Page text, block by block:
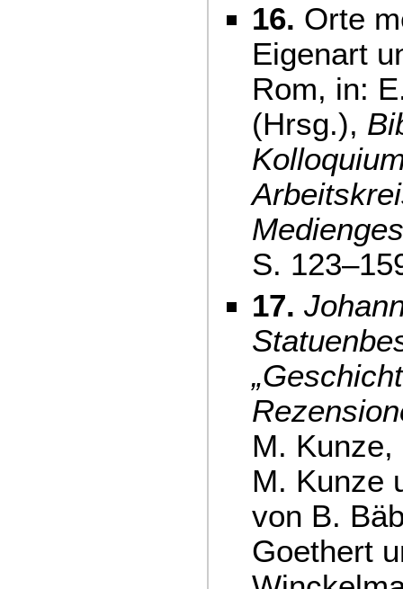
16. Orte
Eigenart
Rom, in:
(Hrsg.),
S.
17.
M.
M. Kunze
von B.
Goethert